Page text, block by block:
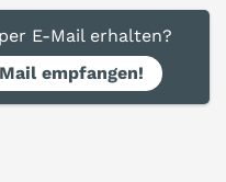
E-Mail erhalten?
empfangen!